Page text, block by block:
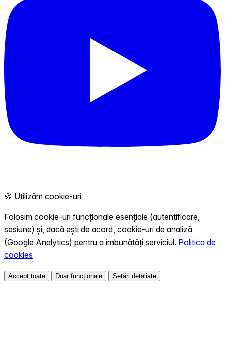
🍪 Utilizăm cookie-uri
Folosim cookie-uri funcționale esențiale (autentificare,
sesiune) și, dacă ești de acord, cookie-uri de analiză
(Google Analytics) pentru a îmbunătăți serviciul. Politica de
cookies
Accept toate Doar funcționale Setări detaliate